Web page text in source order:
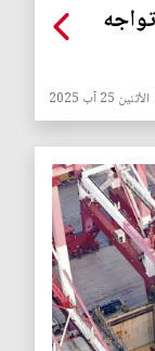
الأثنين 25 آب 2025